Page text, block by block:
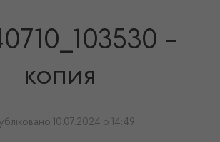
–
копия
10.07.2024 о 14:49